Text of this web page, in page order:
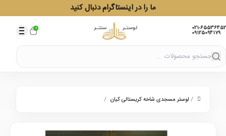
ما را در اینستاگرام دنبال کنید
021-65536452
09125094179
0
/ لوستر مسجدی شاخه کریستالی کیان /